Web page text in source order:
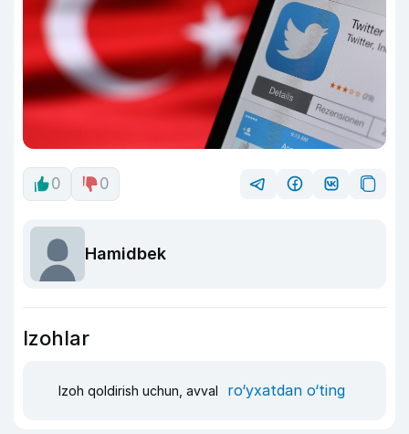
0 0
Hamidbek
Izohlar
Izoh qoldirish uchun, avval ro‘yxatdan o‘ting